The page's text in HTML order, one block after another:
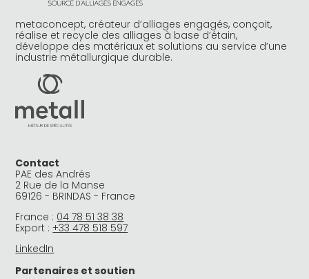
metaconcept, créateur d’alliages engagés, conçoit,
réalise et recycle des alliages à base d’étain,
développe des matériaux et solutions au service d’une
industrie métallurgique durable.
Contact
PAE des Andrés
2 Rue de la Manse
69126 - BRINDAS - France
France : 04 78 51 38 38
Export : +33 478 518 597
LinkedIn
Partenaires et soutien